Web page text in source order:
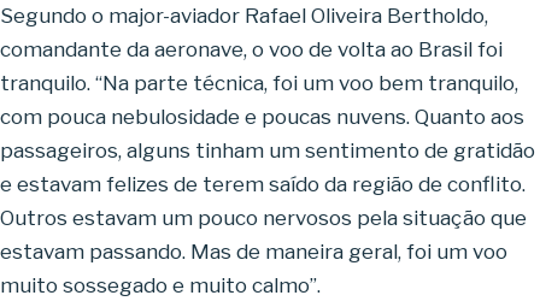
Segundo o major-aviador Rafael Oliveira Bertholdo,
comandante da aeronave, o voo de volta ao Brasil foi
tranquilo. “Na parte técnica, foi um voo bem tranquilo,
com pouca nebulosidade e poucas nuvens. Quanto aos
passageiros, alguns tinham um sentimento de gratidão
e estavam felizes de terem saído da região de conflito.
Outros estavam um pouco nervosos pela situação que
estavam passando. Mas de maneira geral, foi um voo
muito sossegado e muito calmo”.